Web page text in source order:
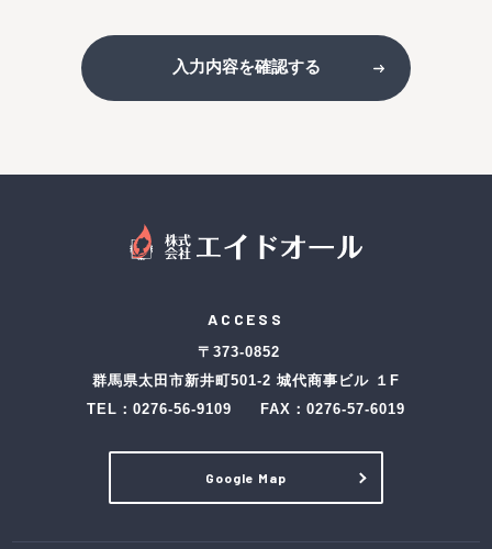
入力内容を確認する
ACCESS
〒373-0852
群馬県太田市新井町501-2 城代商事ビル １F
TEL： 0276-56-9109 FAX：0276-57-6019
Google Map